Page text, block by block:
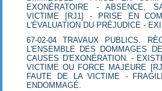
EXONÉRATOIRE - ABSENCE,
VICTIME [RJ1] - PRISE EN
L'ÉVALUATION DU PRÉJUDICE -
67-02-04 TRAVAUX PUBLICS.
L'ENSEMBLE DES DOMMAGES
CAUSES D'EXONÉRATION. -
VICTIME OU FORCE MAJEURE
FAUTE DE LA VICTIME -
ENDOMMAGÉ.